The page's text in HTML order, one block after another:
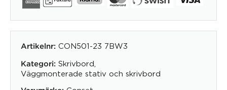
Artikelnr: CON501-23 7BW3
Kategori: Skrivbord
Väggmonterade stativ och skrivbord